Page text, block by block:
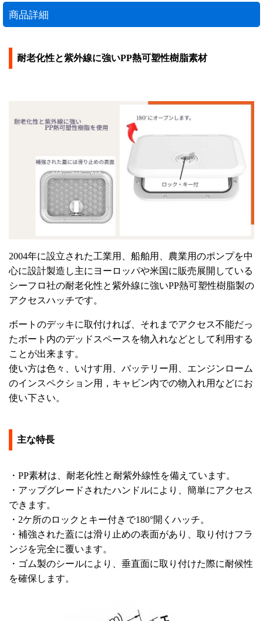
商品詳細
耐老化性と紫外線に強いPP熱可塑性樹脂素材
2004年に設立された工業用、船舶用、農業用のポンプを中
心に設計製造し主にヨーロッパや米国に販売展開している
シーフロ社の耐老化性と紫外線に強いPP熱可塑性樹脂製の
アクセスハッチです。
ボートのデッキに取付ければ、それまでアクセス不能だっ
たボート内のデッドスペースを物入れなどとして利用する
ことが出来ます。
使い方は色々、いけす用、バッテリー用、エンジンローム
のインスペクション用，キャビン内での物入れ用などにお
使い下さい。
主な特長
・PP素材は、耐老化性と耐紫外線性を備えています。
・アップグレードされたハンドルにより、簡単にアクセス
できます。
・2ケ所のロックとキー付きで180°開くハッチ。
・補強された蓋には滑り止めの表面があり、取り付けフラ
ンジを完全に覆います。
・ゴム製のシールにより、垂直面に取り付けた際に耐候性
を確保します。